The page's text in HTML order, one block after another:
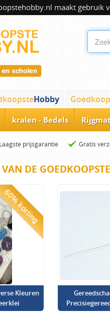
maakt gebruik
Hobby
kralen - Bedels
Laagste prijsgarantie Gratis
DE
60% korting
Kleuren